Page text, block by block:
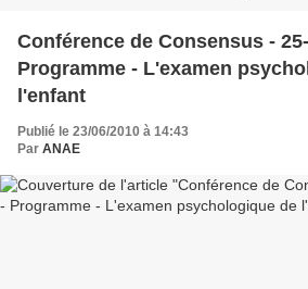
Conférence de Consensus -
Programme - L'examen
l'enfant
Publié le 23/06/2010 à 14:43
Par ANAE